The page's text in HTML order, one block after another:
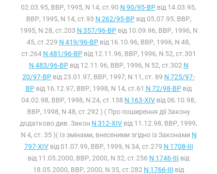
02.03.95, ВВР, 1995, N 14, ст.90 N 90/95-ВР від 14.03.95,
ВВР, 1995, N 14, ст.93 N 262/95-ВРвід 05.07.95, ВВР,
1995, N 28, ст.203 N 357/96-ВРвід 10.09.96, ВВР, 1996, N
45, ст.229 N 419/96-ВР від 16.10.96, ВВР, 1996, N 48,
ст.264 N 481/96-ВРвід 12.11.96, ВВР, 1996, N 52, ст.301
N 483/96-ВРвід 12.11.96, ВВР, 1996, N 52, ст.302 N
20/97-ВР від 23.01.97, ВВР, 1997, N 11, ст. 89 N 725/97-
ВРвід 16.12.97, ВВР, 1998, N 14, ст.61 N 72/98-ВРвід
04.02.98, ВВР, 1998, N 24, ст.138 N 163-XIV від 06.10.98,
ВВР, 1998, N 48, ст.292 ) ( Про поширення дії Закону
додатково див. Закон N 312-XIV від 11.12.98, ВВР, 1999,
N 4, ст. 35 )( Із змінами, внесеними згідно із Законами N
797-XIVвід 01.07.99, ВВР, 1999, N 34, ст.279 N 1708-III
від 11.05.2000, ВВР, 2000, N 32, ст.256 N 1746-III від
18.05.2000, ВВР, 2000, N 35, ст.282 N 1766-III від